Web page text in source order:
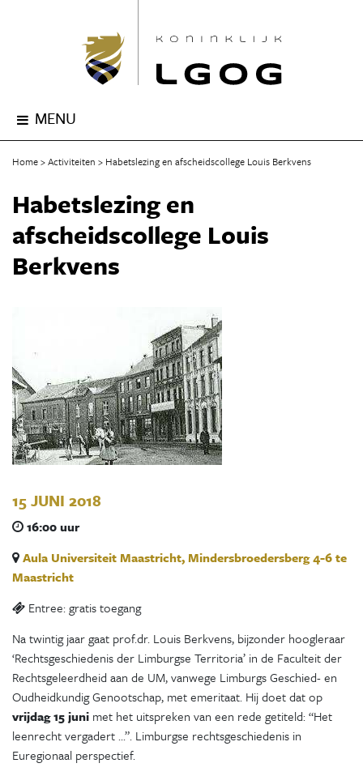
MENU
Home Activiteiten Habetslezing en afscheidscollege Louis Berkvens
Habetslezing en
afscheidscollege Louis
Berkvens
15 JUNI 2018
16:00 uur
Aula Universiteit Maastricht, Mindersbroedersberg 4-6 te
Maastricht
Entree: gratis toegang
Na twintig jaar gaat prof.dr. Louis Berkvens, bijzonder hoogleraar
‘Rechtsgeschiedenis der Limburgse Territoria’ in de Faculteit der
Rechtsgeleerdheid aan de UM, vanwege Limburgs Geschied- en
Oudheidkundig Genootschap, met emeritaat. Hij doet dat op
vrijdag 15 juni met het uitspreken van een rede getiteld: “Het
leenrecht vergadert ...”. Limburgse rechtsgeschiedenis in
Euregionaal perspectief.